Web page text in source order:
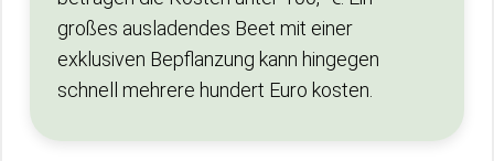
großes ausladendes Beet mit einer
exklusiven Bepflanzung kann hingegen
schnell mehrere hundert Euro kosten.